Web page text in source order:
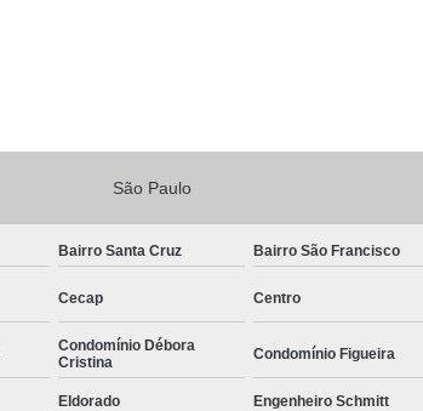
Sistema de Climatização Vrf
São Paulo
Bairro Santa Cruz Bairro São Francisco
Cecap Centro
Condomínio Débora
Cristina
Condomínio Figueira
Eldorado Engenheiro Schmitt